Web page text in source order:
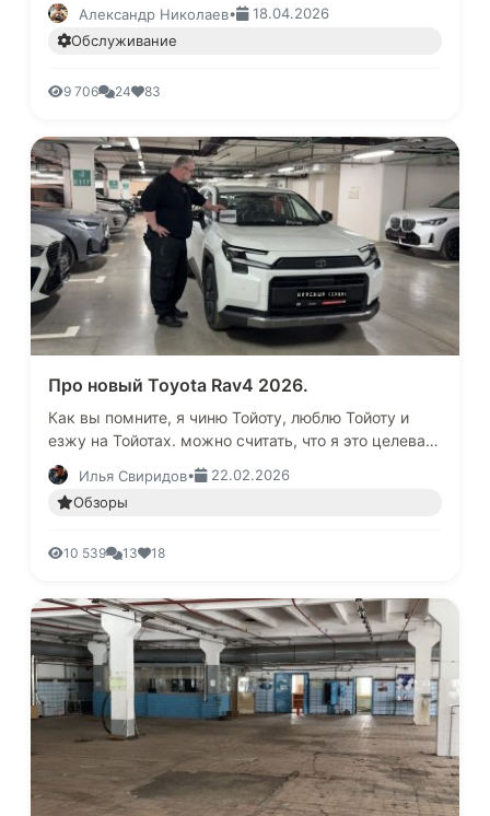
экспансию, параллельный имп…
Александр Николаев•
18.04.2026
Обслуживание
9 706 24 83
Про новый Toyota Rav4 2026.
Как вы помните, я чиню Тойоту, люблю Тойоту и
езжу на Тойотах. можно считать, что я это целевая
аудитория компании и потому, то что вы сейчас
прочтете, вероятно…
Илья Свиридов•
22.02.2026
Обзоры
10 539 13 18